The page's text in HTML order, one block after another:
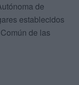
de
establecidos
de las